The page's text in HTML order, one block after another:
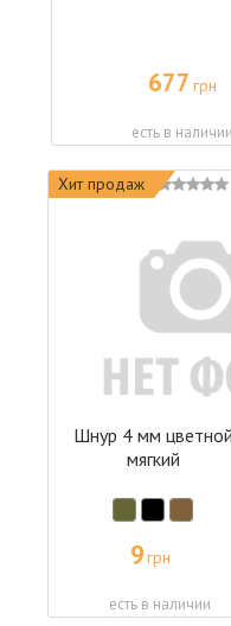
677 грн
есть в наличии
Хит продаж
Шнур 4 мм цветной
мягкий
9грн
есть в наличии